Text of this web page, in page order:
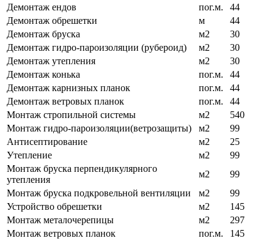
Демонтаж ендов
пог.м.
44
Демонтаж обрешетки
м
44
Демонтаж бруска
м2
30
Демонтаж гидро-пароизоляции (рубероид)
м2
30
Демонтаж утепления
м2
30
Демонтаж конька
пог.м.
44
Демонтаж карнизных планок
пог.м.
44
Демонтаж ветровых планок
пог.м.
44
Монтаж стропильной системы
м2
540
Монтаж гидро-пароизоляции(ветрозащиты)
м2
99
Антисептирование
м2
25
Утепление
м2
99
Монтаж бруска перпендикулярного
утепления
м2
99
Монтаж бруска подкровельной вентиляции
м2
99
Устройство обрешетки
м2
145
Монтаж металочерепицы
м2
297
Монтаж ветровых планок
пог.м.
145